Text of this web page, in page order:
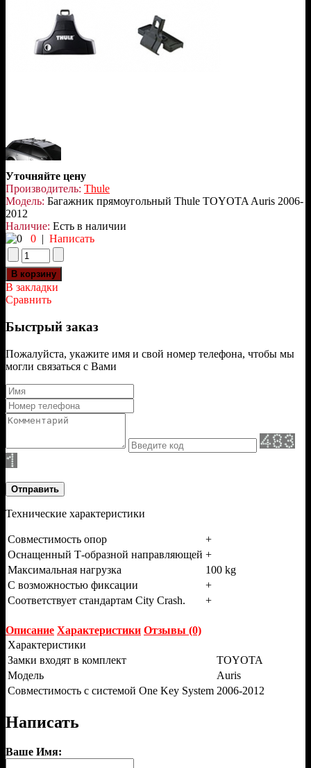
Уточняйте цену
Производитель: Thule
Модель: Багажник прямоугольный Thule TOYOTA Auris 2006-
2012
Наличие: Есть в наличии
0 | Написать
В закладки
Сравнить
Быстрый заказ
Пожалуйста, укажите имя и свой номер телефона, чтобы мы
могли связаться с Вами
Отправить
Технические характеристики
Совместимость опор
+
Оснащенный Т-образной направляющей +
Максимальная нагрузка
100 kg
С возможностью фиксации
+
Соответствует стандартам City Crash.
+
Описание Характеристики Отзывы (0)
Характеристики
Замки входят в комплект
TOYOTA
Модель
Auris
Совместимость с системой One Key System 2006-2012
Написать
Ваше Имя: